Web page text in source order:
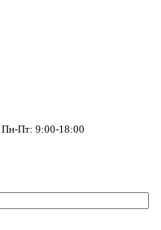
Пн-Пт: 9:00-18:00